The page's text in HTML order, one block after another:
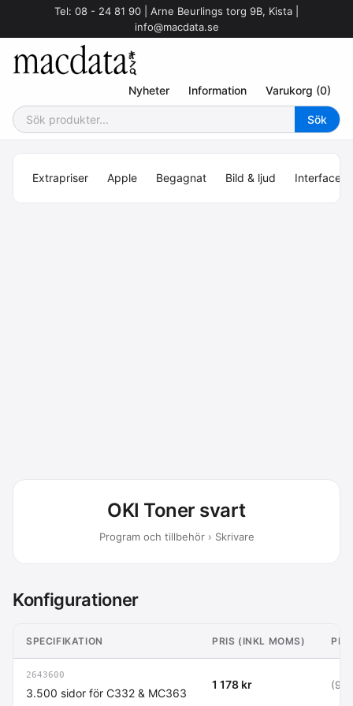
Tel: 08 - 24 81 90 | Arne Beurlings torg 9B, Kista |
info@macdata.se
Nyheter Information Varukorg (0)
Extrapriser Apple Begagnat Bild & ljud Interface
OKI Toner svart
Program och tillbehör › Skrivare
Konfigurationer
SPECIFIKATION PRIS (INKL MOMS)
2643600
3.500 sidor för C332 & MC363
1 178 kr